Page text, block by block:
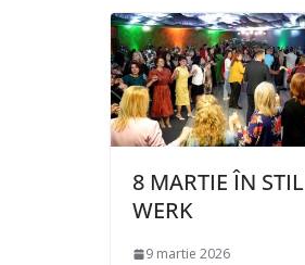
8 MARTIE ÎN STIL
WERK
9 martie 2026